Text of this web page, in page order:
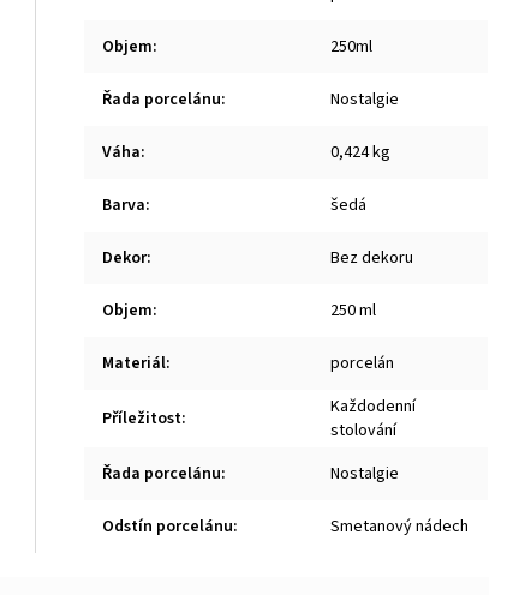
Objem: 250ml
Řada porcelánu: Nostalgie
Váha: 0,424 kg
Barva: šedá
Dekor: Bez dekoru
Objem: 250 ml
Materiál: porcelán
Příležitost:
Každodenní
stolování
Řada porcelánu: Nostalgie
Odstín porcelánu: Smetanový nádech